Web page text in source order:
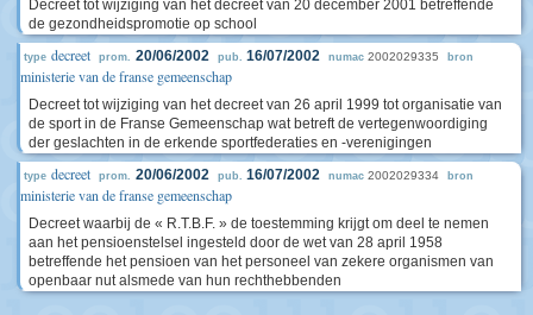
Decreet tot wijziging van het decreet van 20 december 2001 betreffende
de gezondheidspromotie op school
type decreet prom. 20/06/2002 pub. 16/07/2002 numac 2002029335 bron
ministerie van de franse gemeenschap
Decreet tot wijziging van het decreet van 26 april 1999 tot organisatie van
de sport in de Franse Gemeenschap wat betreft de vertegenwoordiging
der geslachten in de erkende sportfederaties en -verenigingen
type decreet prom. 20/06/2002 pub. 16/07/2002 numac 2002029334 bron
ministerie van de franse gemeenschap
Decreet waarbij de « R.T.B.F. » de toestemming krijgt om deel te nemen
aan het pensioenstelsel ingesteld door de wet van 28 april 1958
betreffende het pensioen van het personeel van zekere organismen van
openbaar nut alsmede van hun rechthebbenden